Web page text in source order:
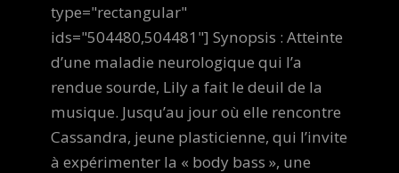
type="rectangular"
ids="504480,504481"] Synopsis : Atteinte
d’une maladie neurologique qui l’a
rendue sourde, Lily a fait le deuil de la
musique. Jusqu’au jour où elle rencontre
Cassandra, jeune plasticienne, qui l’invite
à expérimenter la « body bass », une